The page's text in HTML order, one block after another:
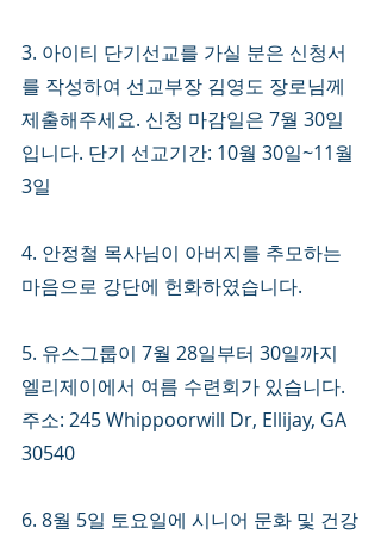
3. 아이티 단기선교를 가실 분은 신청서
를 작성하여 선교부장 김영도 장로님께
제출해주세요. 신청 마감일은 7월 30일
입니다. 단기 선교기간: 10월 30일~11월
3일
4. 안정철 목사님이 아버지를 추모하는
마음으로 강단에 헌화하였습니다.
5. 유스그룹이 7월 28일부터 30일까지
엘리제이에서 여름 수련회가 있습니다.
주소: 245 Whippoorwill Dr, Ellijay, GA
30540
6. 8월 5일 토요일에 시니어 문화 및 건강